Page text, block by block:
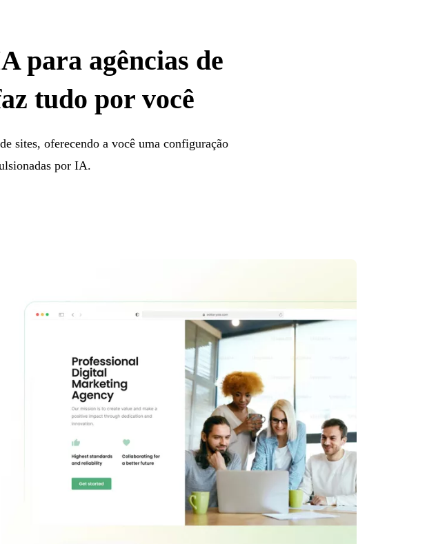
para agências de
tudo por você
sites, oferecendo a você uma configuração
por IA.